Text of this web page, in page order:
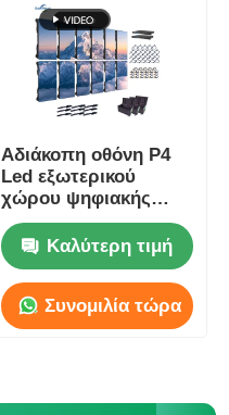
Αδιάκοπη οθόνη P4
Led εξωτερικού
χώρου ψηφιακής
προβολής Video Wall
για διαφήμιση,
ελαφριά
Καλύτερη τιμή
Συνομιλία τώρα